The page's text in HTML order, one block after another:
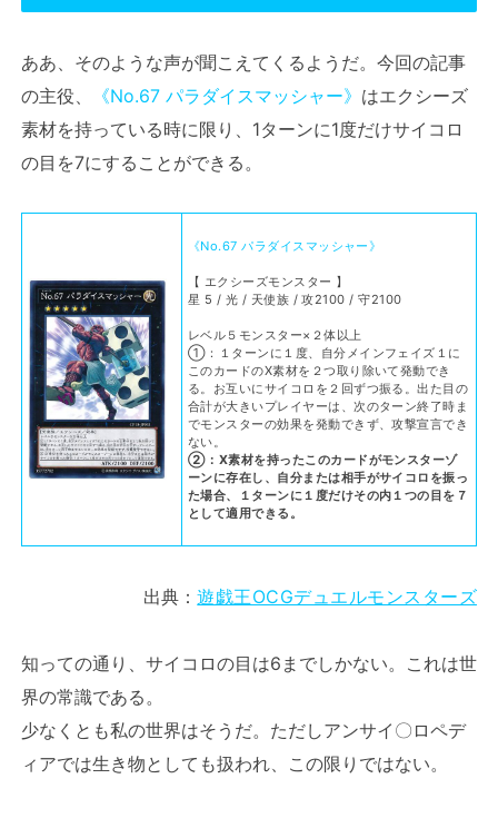
ああ、そのような声が聞こえてくるようだ。今回の記事
の主役、
《No.67 パラダイスマッシャー》 はエクシーズ
素材を持っている時に限り、1ターンに1度だけサイコロ
の目を7にすることができる。
《No.67 パラダイスマッシャー》
【 エクシーズモンスター 】
星 5 / 光 / 天使族 / 攻2100 / 守2100
レベル５モンスター×２体以上
①：１ターンに１度、自分メインフェイズ１に
このカードのX素材を２つ取り除いて発動でき
る。お互いにサイコロを２回ずつ振る。出た目の
合計が大きいプレイヤーは、次のターン終了時ま
でモンスターの効果を発動できず、攻撃宣言でき
ない。
②：X素材を持ったこのカードがモンスターゾ
ーンに存在し、自分または相手がサイコロを振っ
た場合、１ターンに１度だけその内１つの目を７
として適用できる。
出典：遊戯王OCGデュエルモンスターズ
知っての通り、サイコロの目は6までしかない。これは世
界の常識である。
少なくとも私の世界はそうだ。ただしアンサイ〇ロペデ
ィアでは生き物としても扱われ、この限りではない。